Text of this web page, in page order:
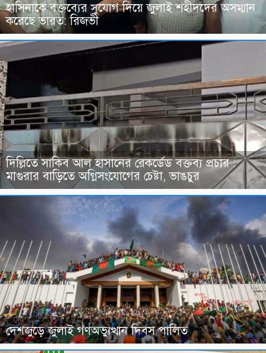
হাসিনাকে বক্তব্যের সুযোগ দিয়ে জুলাই শহীদদের অসম্মান
করেছে ভারত: রিজভী
দিল্লিতে সাকিব আল হাসানের রেকর্ডেড বক্তব্য প্রচার :
মাগুরার বাড়িতে অগ্নিসংযোগের চেষ্টা, ভাঙচুর
দেশজুড়ে জুলাই গণঅভ্যুত্থান দিবস পালিত